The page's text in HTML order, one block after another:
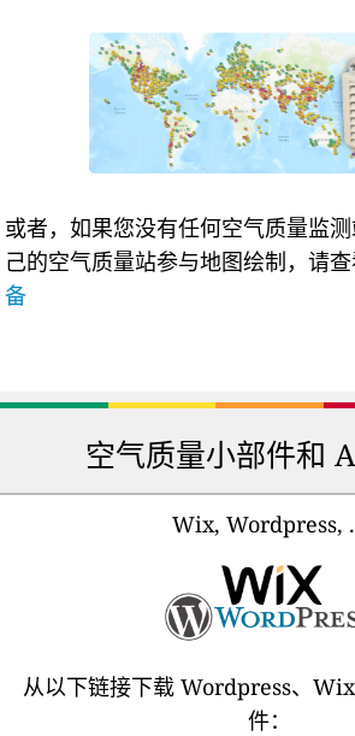
或者，如果您没有任何空气质量监
己的空气质量站参与地图绘制，请
备
空气质量小部件和
Wix, Wordpress,
从以下链接下载 Wordpress、
件：